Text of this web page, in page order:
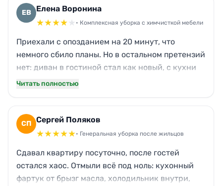
свежие. Теперь только к ним.
ЕВ Елена Воронина
★★★★★ • Комплексная уборка с химчисткой мебели
Приехали с опозданием на 20 минут, что
немного сбило планы. Но в остальном претензий
нет: диван в гостиной стал как новый, с кухни
убрали весь жирный налёт, люстру протёрли.
довольна, буду звать снова.
Читать полностью
СП Сергей Поляков
★★★★★• Генеральная уборка после жильцов
Сдавал квартиру посуточно, после гостей
остался хаос. Отмыли всё под ноль: кухонный
фартук от брызг масла, холодильник внутри,